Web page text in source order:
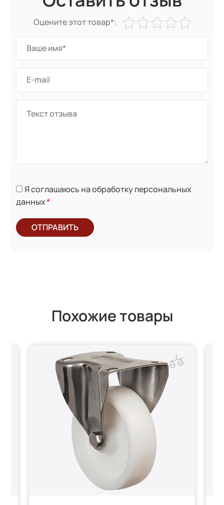
Оцените этот товар*:
Я соглашаюсь на обработку персональных
данных*
ОТПРАВИТЬ
Похожие товары